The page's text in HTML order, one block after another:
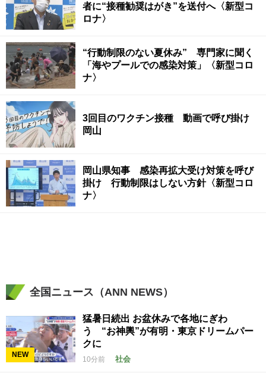
者に“接種勧奨はがき”を送付へ〈新型コ
ロナ〉
“行動制限のない夏休み” 専門家に聞く
「海やプールでの感染対策」〈新型コロ
ナ〉
3回目のワクチン接種 動画で呼び掛け
岡山
岡山県知事 感染再拡大受け対策を呼び
掛け 行動制限はしない方針〈新型コロ
ナ〉
全国ニュース（ANN NEWS）
NEW
猛暑日続出 お盆休みで各地にぎわ
う “お神輿”が有明・東京ドリームパー
クに
10分前 社会